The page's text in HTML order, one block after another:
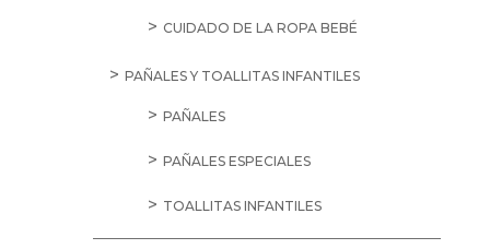
CUIDADO DE LA ROPA BEBÉ
PAÑALES Y TOALLITAS INFANTILES
PAÑALES
PAÑALES ESPECIALES
TOALLITAS INFANTILES